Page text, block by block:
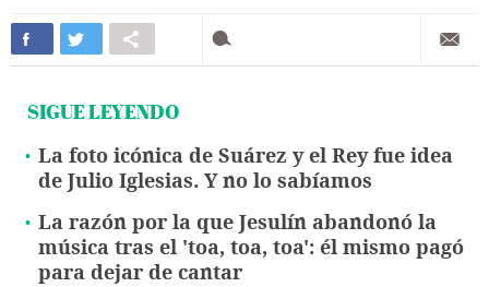
SIGUE LEYENDO
La foto icónica de Suárez y el Rey fue idea
de Julio Iglesias. Y no lo sabíamos
La razón por la que Jesulín abandonó la
música tras el 'toa, toa, toa': él mismo pagó
para dejar de cantar